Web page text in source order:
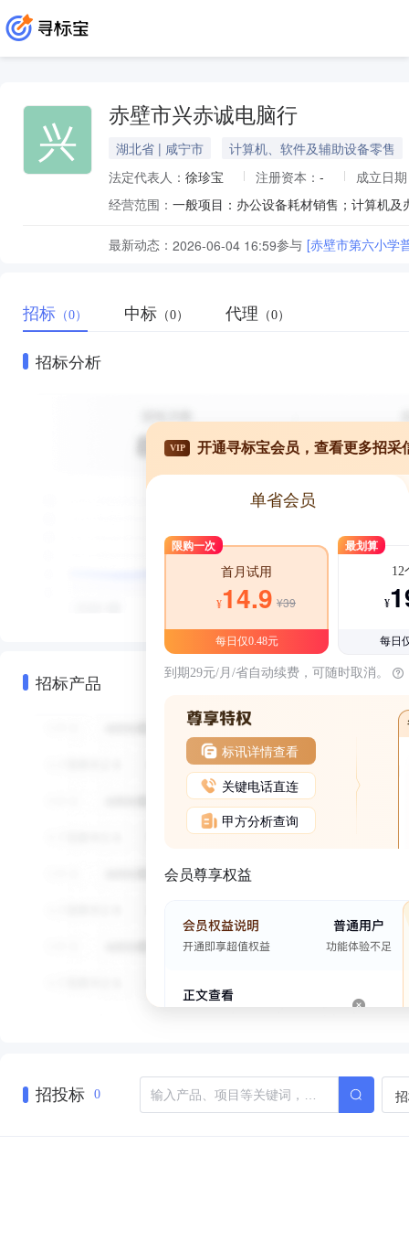
兴 赤壁市兴赤诚电脑行
湖北省 | 咸宁市
计算机、软件及辅助设备零售
法定代表人： 徐珍宝 注册资本： -
成立日
经营范围：
最新动态： 2026-06-04 16:59参与 [赤壁市第六小学
招标 （0） 中标 （0） 代理 （0）
招标分析
招标产品
VIP 开通寻标宝会员，查看更多招采
单省会员
限购一次
首月试用
¥14.9 ¥39
每日仅0.48元
最划算
12
¥
每日
到期29元/月/省自动续费，可随时取消。
标讯详情查看
关键电话直连
甲方分析查询
会员尊享权益
招投标 0